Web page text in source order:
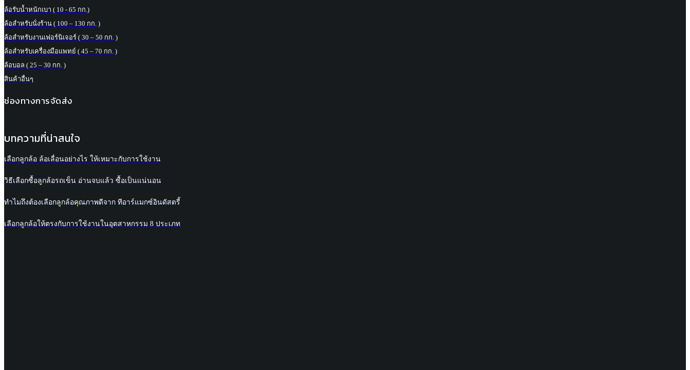
ล้อรับน้ำหนักเบา ( 10 - 65 กก.)
ล้อสำหรับนั่งร้าน ( 100 – 130 กก. )
ล้อสำหรับงานเฟอร์นิเจอร์ ( 30 – 50 กก. )
ล้อสำหรับเครื่องมือแพทย์ ( 45 – 70 กก. )
ล้อบอล ( 25 – 30 กก. )
สินค้าอื่นๆ
ช่องทางการจัดส่ง
บทความที่น่าสนใจ
เลือกลูกล้อ ล้อเลื่อนอย่างไร ให้เหมาะกับการใช้งาน
วิธีเลือกซื้อลูกล้อรถเข็น อ่านจบแล้ว ซื้อเป็นแน่นอน
ทำไมถึงต้องเลือกลูกล้อคุณภาพดีจาก ทีอาร์แมกซ์อินดัสตรี้
เลือกลูกล้อให้ตรงกับการใช้งานในอุตสาหกรรม 8 ประเภท